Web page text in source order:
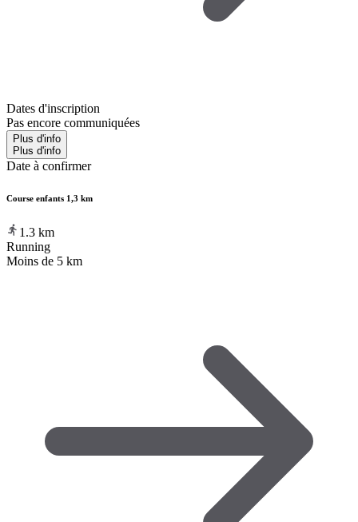
Dates d'inscription
Pas encore communiquées
Plus d'info
Plus d'info
Date à confirmer
Course enfants 1,3 km
1.3 km
Running
Moins de 5 km